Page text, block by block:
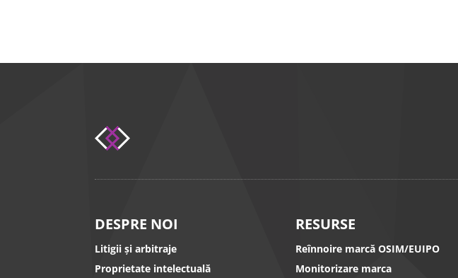
DESPRE NOI
Litigii și arbitraje
Proprietate intelectuală
RESURSE
Reînnoire marcă OSIM/EUIPO
Monitorizare marca